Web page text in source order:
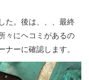
た。後は、、、最終
々にヘコミがあるの
ーに確認します。